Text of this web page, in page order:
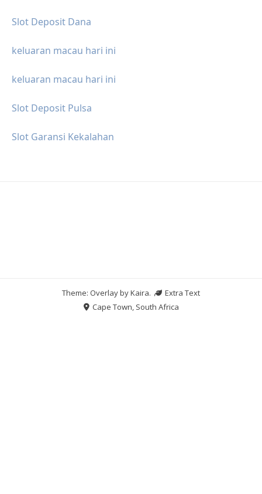
Slot Deposit Dana
keluaran macau hari ini
keluaran macau hari ini
Slot Deposit Pulsa
Slot Garansi Kekalahan
Theme: Overlay byKaira.
Extra Text
Cape Town, South Africa